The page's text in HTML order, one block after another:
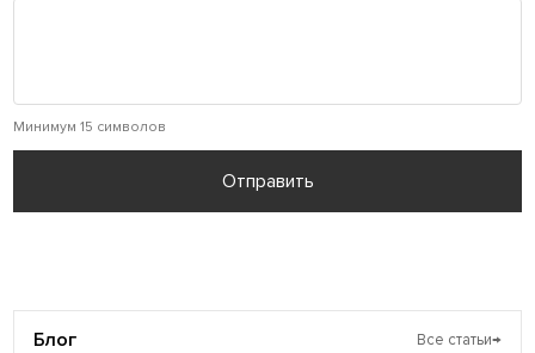
Минимум 15 символов
Отправить
Блог Все статьи→